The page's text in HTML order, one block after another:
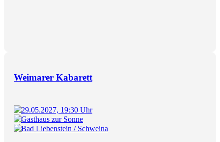
Weimarer Kabarett
29.05.2027, 19:30 Uhr
Gasthaus zur Sonne
Bad Liebenstein / Schweina